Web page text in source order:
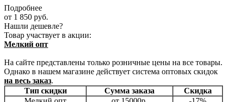
Подробнее
от 1 850 руб.
Нашли дешевле?
Товар участвует в акции:
Мелкий опт
На сайте представлены только розничные цены на все товары.
Однако в нашем магазине действует система оптовых скидок
на весь заказ.
Тип скидки
Сумма заказа
Скидка